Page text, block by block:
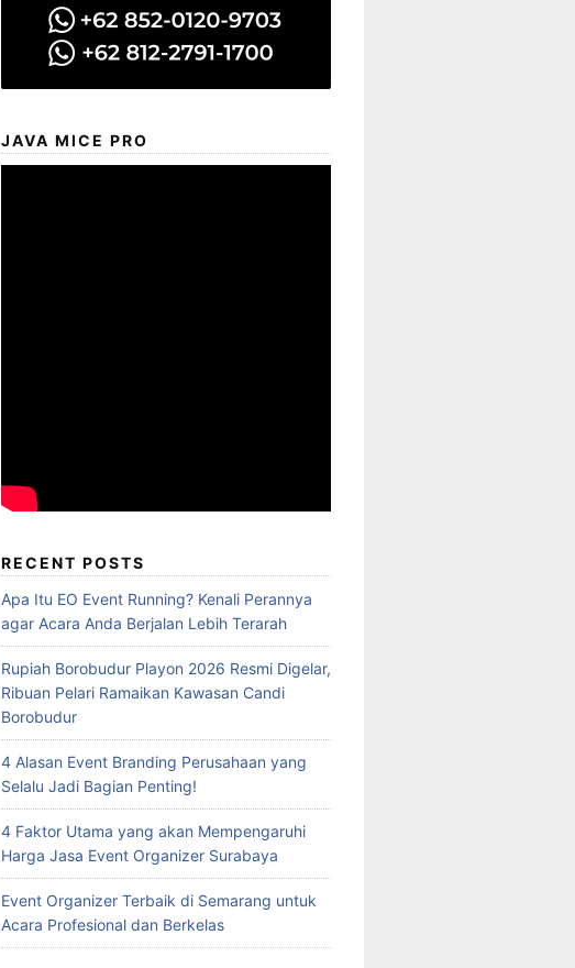
JAVA MICE PRO
RECENT POSTS
Apa Itu EO Event Running? Kenali Perannya
agar Acara Anda Berjalan Lebih Terarah
Rupiah Borobudur Playon 2026 Resmi Digelar,
Ribuan Pelari Ramaikan Kawasan Candi
Borobudur
4 Alasan Event Branding Perusahaan yang
Selalu Jadi Bagian Penting!
4 Faktor Utama yang akan Mempengaruhi
Harga Jasa Event Organizer Surabaya
Event Organizer Terbaik di Semarang untuk
Acara Profesional dan Berkelas